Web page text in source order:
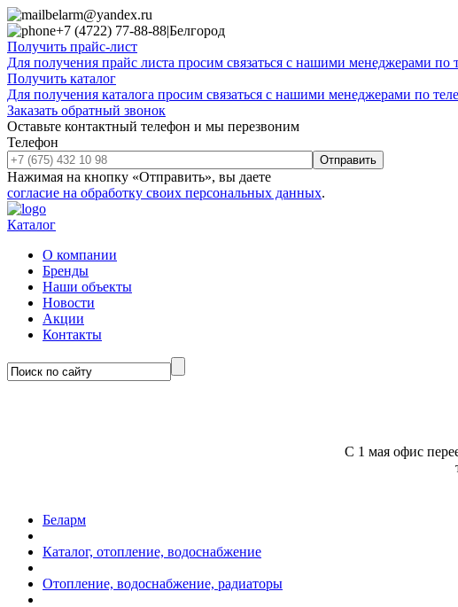
belarm@yandex.ru
+7 (4722) 77-88-88|Белгород
Получить прайс-лист
Для получения прайс листа просим связаться с нашими менеджерами по
Получить каталог
Для получения каталога просим связаться с нашими менеджерами по
Заказать обратный звонок
Оставьте контактный телефон и мы перезвоним
Телефон
Отправить
Нажимая на кнопку «Отправить», вы даете
согласие на обработку своих персональных данных.
Каталог
О компании
Бренды
Наши объекты
Новости
Акции
Контакты
С 1 мая офис
Беларм
Каталог, отопление, водоснабжение
Отопление, водоснабжение, радиаторы